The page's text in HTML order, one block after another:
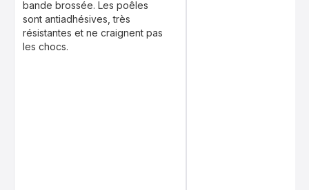
bande brossée. Les poêles
sont antiadhésives, très
résistantes et ne craignent pas
les chocs.